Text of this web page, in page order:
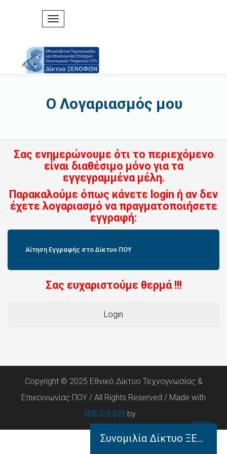
Ο Λογαριασμός μου
Σας ενημερώνουμε ότι το περιεχόμενο
είναι διαθέσιμο μόνο για τα
εγγεγραμμένα μέλη.
Παρακαλούμε όπως κάνετε login ή αν δεν
έχετε λογαριασμό να πραγματοποιήσετε
εγγραφή:
Αίτηση Εγγραφής στο Δίκτυο ΠΟΥ
Σας ευχαριστούμε θερμά !!!
Login
Copyright © 2025 Εθνικό Δίκτυο Τεχνογνωσίας &
Επικοινωνίας ΠΟΥ / All Rights Reserved / Made with
{DE.CO.DE} by
Συνομιλία Δίκτυο ΞΕΝΟΦΩΝ